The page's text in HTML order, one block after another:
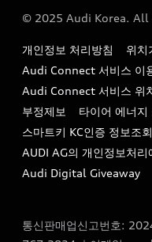
서비스 센터
서비스 프로그램
아우디 e-tron 케어 프로그
사설수리업체를 위한 권고
아우디코리아 소식
아우디코리아 소개
아우디 스토리
아우디 브랜드 히스토리
quattro 시스템
딩)
이메일 : audi_m@audi-
© 2025 Audi Korea. All
개인정보 처리방침
위치
Audi Connect 서비스 이
Audi Connect 서비스 위
부정제보
타이어 에너지
스마트키 KC인증 정보조회
AUDI AG의 개인정보처리
Audi Digital Giveaway
통신판매업신고번호: